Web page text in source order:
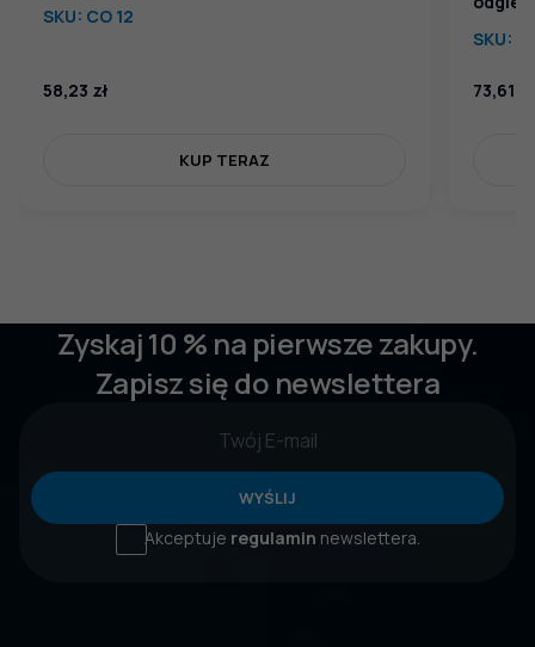
SKU: CO 12
58,23 zł
KUP TERAZ
SKU:
73,61
Zyskaj 10 % na pierwsze zakupy.
Zapisz się do newslettera
WYŚLIJ
Akceptuje regulamin newslettera.